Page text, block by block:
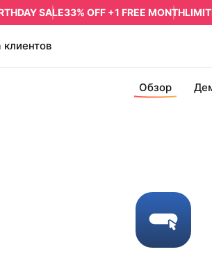
SALE33% OFF +1 FREE MONTH
Обзор